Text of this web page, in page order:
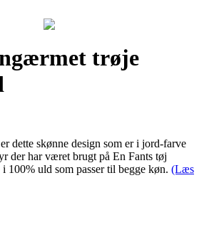
trøje
dette skønne design som er i jord-farve
der har været brugt på En Fants tøj
100% uld som passer til begge køn. (Læs